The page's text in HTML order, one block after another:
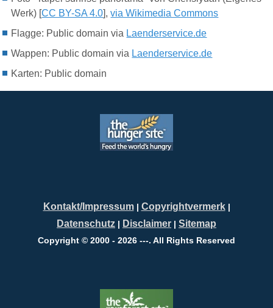
Werk) [CC BY-SA 4.0],via Wikimedia Commons
Flagge: Public domain via Laenderservice.de
Wappen: Public domain via Laenderservice.de
Karten: Public domain
Kontakt/Impressum| Copyrightvermerk|
Datenschutz | Disclaimer | Sitemap
Copyright © 2000 - 2026 ---. All Rights Reserved